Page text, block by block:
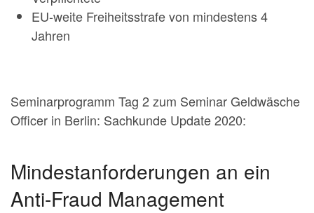
EU-weite Freiheitsstrafe von mindestens 4
Jahren
Seminarprogramm Tag 2 zum Seminar Geldwäsche
Officer in Berlin: Sachkunde Update 2020:
Mindestanforderungen an ein
Anti-Fraud Management